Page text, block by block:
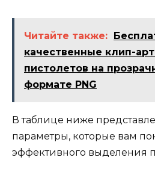
Читайте также:
качественные клип-
пистолетов на
формате PNG
В таблице ниже
параметры, которые вам
эффективного выделения